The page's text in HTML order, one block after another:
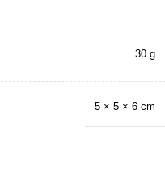
30 g
5 × 5 × 6 cm